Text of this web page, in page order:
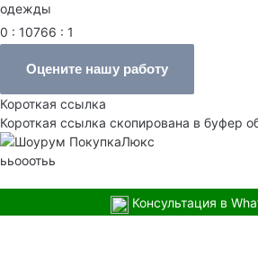
одежды
0 : 10766 : 1
Оцените нашу работу
Короткая ссылка
Короткая ссылка скопирована в буфер
ььооотьь
Консультация в